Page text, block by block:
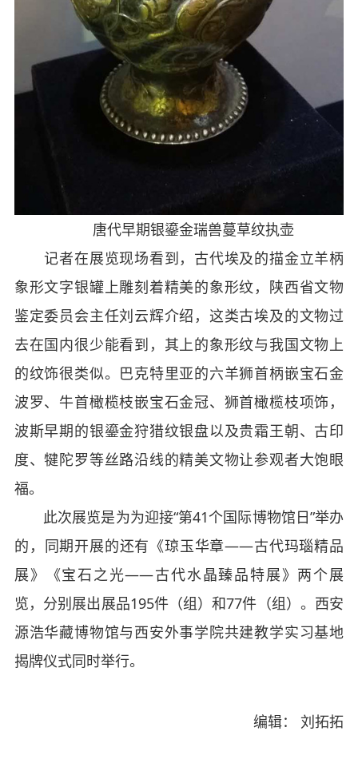
唐代早期银鎏金瑞兽蔓草纹执壶
记者在展览现场看到，古代埃及的描金立羊柄
象形文字银罐上雕刻着精美的象形纹，陕西省文物
鉴定委员会主任刘云辉介绍，这类古埃及的文物过
去在国内很少能看到，其上的象形纹与我国文物上
的纹饰很类似。巴克特里亚的六羊狮首柄嵌宝石金
波罗、牛首橄榄枝嵌宝石金冠、狮首橄榄枝项饰，
波斯早期的银鎏金狩猎纹银盘以及贵霜王朝、古印
度、犍陀罗等丝路沿线的精美文物让参观者大饱眼
福。
此次展览是为为迎接“第41个国际博物馆日”举办
的，同期开展的还有《琼玉华章——古代玛瑙精品
展》《宝石之光——古代水晶臻品特展》两个展
览，分别展出展品195件（组）和77件（组）。西安
源浩华藏博物馆与西安外事学院共建教学实习基地
揭牌仪式同时举行。
编辑： 刘拓拓